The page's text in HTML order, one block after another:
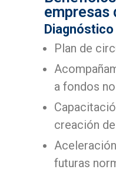
empresas
Plan de
a fondos
creación
futuras